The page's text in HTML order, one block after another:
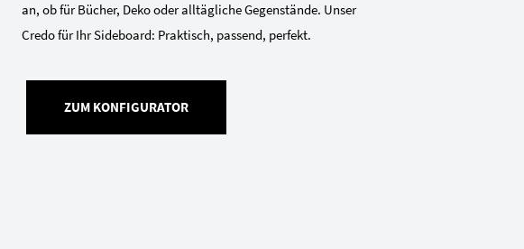
an, ob für Bücher, Deko oder alltägliche Gegenstände. Unser
Credo für Ihr Sideboard: Praktisch, passend, perfekt.
ZUM KONFIGURATOR